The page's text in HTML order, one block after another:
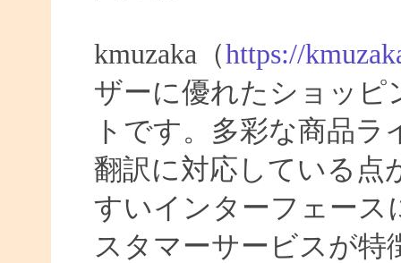
kmuzaka（https://
ザーに優れたショッピ
トです。多彩な商品
翻訳に対応している点
すいインターフェース
スタマーサービスが特